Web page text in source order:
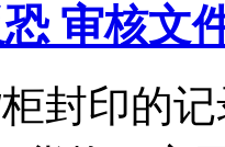
审核文
封印的记